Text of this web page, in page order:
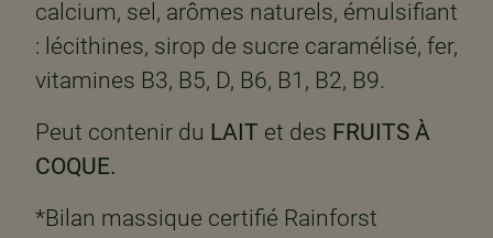
calcium, sel, arômes naturels, émulsifiant
: lécithines, sirop de sucre caramélisé, fer,
vitamines B3, B5, D, B6, B1, B2, B9.
Peut contenir du LAIT et des FRUITS À
COQUE.
*Bilan massique certifié Rainforst